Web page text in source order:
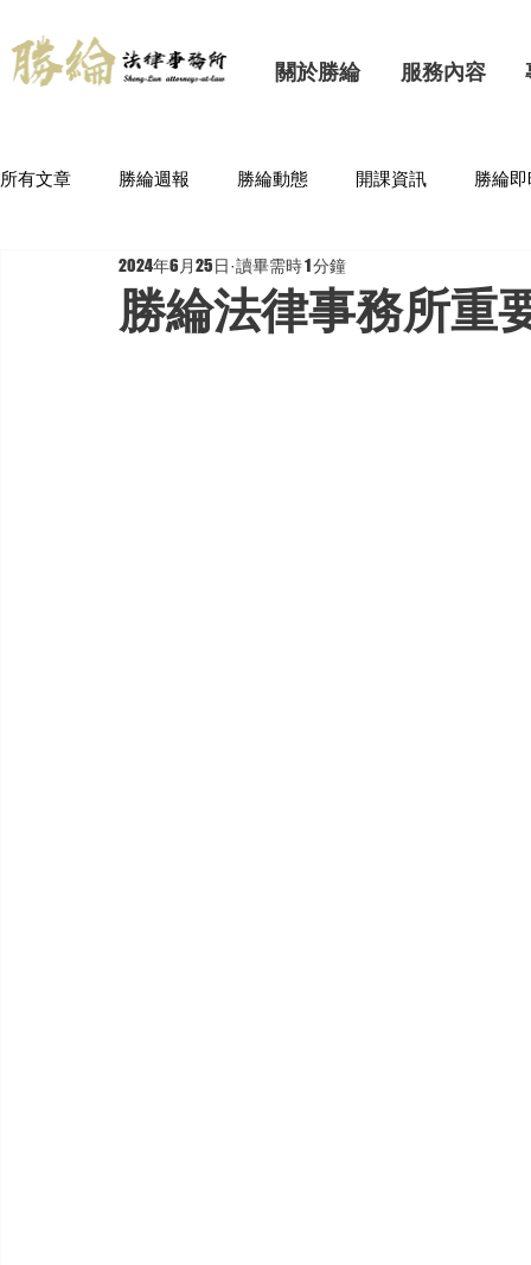
關於勝綸 服務內容
所有文章 勝綸週報 勝綸動態 開課資訊 勝綸
勝綸法律事務所重
2024年6月25日 讀畢需時 1 分鐘